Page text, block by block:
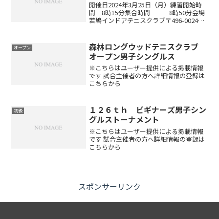
開催日2024年3月25日（月）練習開始時
間 8時15分集合時間 8時50分会場
若鳩インドアテニスクラブ〒496-0024津
の方は参加...
オープン
森林ロングウッドテニスクラブ
オープン男子シングルス
※こちらはユーザー提供による掲載情報
です 試合主催者の方へ詳細情報の登録は
こちらから
初級
１２６ｔｈ ビギナーズ男子シン
グルストーナメント
※こちらはユーザー提供による掲載情報
です 試合主催者の方へ詳細情報の登録は
こちらから
スポンサーリンク